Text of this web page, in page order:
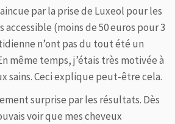
par la prise de Luxeol pour les
accessible (moins de 50 euros pour 3
n’ont pas du tout été un
même temps, j’étais très motivée à
sains. Ceci explique peut-être cela.
surprise par les résultats. Dès
voir que mes cheveux